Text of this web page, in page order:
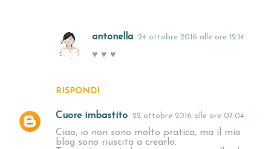
RISPONDI
antonella 24 ottobre 2016 alle ore 12:14
♥ ♥ ♥
Cuore imbastito 22 ottobre 2016 alle ore 07:04
Ciao, io non sono molto pratica, ma il mio
blog sono riuscita a crearlo.